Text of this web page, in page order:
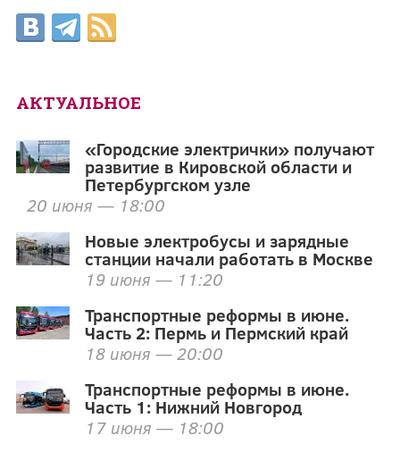
АКТУАЛЬНОЕ
«Городские электрички» получают
развитие в Кировской области и
Петербургском узле
20 июня — 18:00
Новые электробусы и зарядные
станции начали работать в Москве
19 июня — 11:20
Транспортные реформы в июне.
Часть 2: Пермь и Пермский край
18 июня — 20:00
Транспортные реформы в июне.
Часть 1: Нижний Новгород
17 июня — 18:00